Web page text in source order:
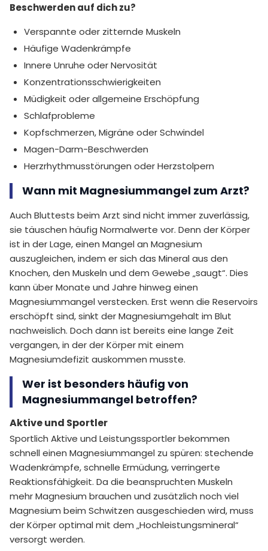
Beschwerden auf dich zu?
Verspannte oder zitternde Muskeln
Häufige Wadenkrämpfe
Innere Unruhe oder Nervosität
Konzentrationsschwierigkeiten
Müdigkeit oder allgemeine Erschöpfung
Schlafprobleme
Kopfschmerzen, Migräne oder Schwindel
Magen-Darm-Beschwerden
Herzrhythmusstörungen oder Herzstolpern
Wann mit Magnesiummangel zum Arzt?
Auch Bluttests beim Arzt sind nicht immer zuverlässig,
sie täuschen häufig Normalwerte vor. Denn der Körper
ist in der Lage, einen Mangel an Magnesium
auszugleichen, indem er sich das Mineral aus den
Knochen, den Muskeln und dem Gewebe „saugt“. Dies
kann über Monate und Jahre hinweg einen
Magnesiummangel verstecken. Erst wenn die Reservoirs
erschöpft sind, sinkt der Magnesiumgehalt im Blut
nachweislich. Doch dann ist bereits eine lange Zeit
vergangen, in der der Körper mit einem
Magnesiumdefizit auskommen musste.
Wer ist besonders häufig von
Magnesiummangel betroffen?
Aktive und Sportler
Sportlich Aktive und Leistungssportler bekommen
schnell einen Magnesiummangel zu spüren: stechende
Wadenkrämpfe, schnelle Ermüdung, verringerte
Reaktionsfähigkeit. Da die beanspruchten Muskeln
mehr Magnesium brauchen und zusätzlich noch viel
Magnesium beim Schwitzen ausgeschieden wird, muss
der Körper optimal mit dem „Hochleistungsmineral“
versorgt werden.